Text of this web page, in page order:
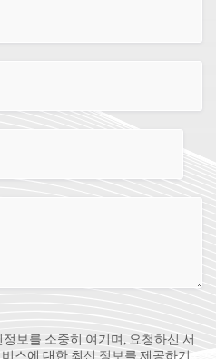
보를 소중히 여기며, 요청하신 서
스에 대한 최신 정보를 제공하기